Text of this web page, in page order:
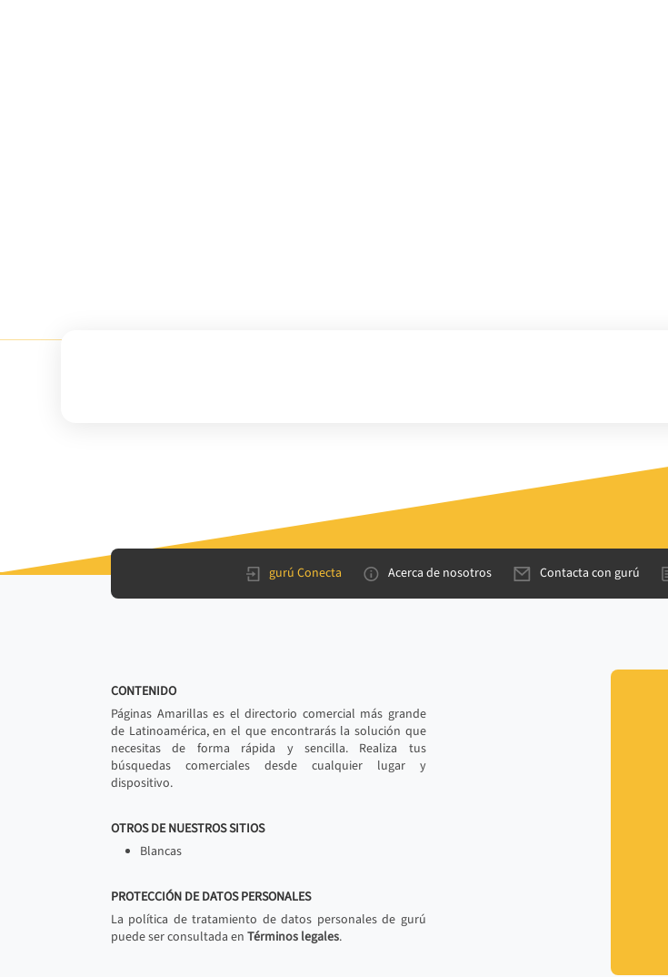
gurú Conecta Acerca de nosotros Contacta con gurú
CONTENIDO
Páginas Amarillas es el directorio comercial más grande
de Latinoamérica, en el que encontrarás la solución que
necesitas de forma rápida y sencilla. Realiza tus
búsquedas comerciales desde cualquier lugar y
dispositivo.
OTROS DE NUESTROS SITIOS
Blancas
PROTECCIÓN DE DATOS PERSONALES
La política de tratamiento de datos personales de gurú
puede ser consultada en Términos legales.